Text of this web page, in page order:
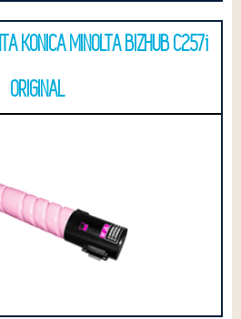
KONICA MINOLTA BIZHUB C257i
ORIGINAL